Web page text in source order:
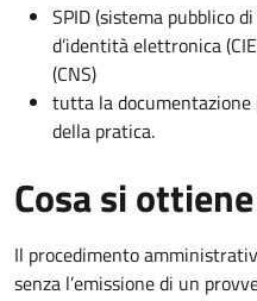
SPID (sistema pubblico
d’identità elettronica
(CNS)
tutta la
della pratica.
Cosa si ottiene
Il procedimento
senza l’emissione di un